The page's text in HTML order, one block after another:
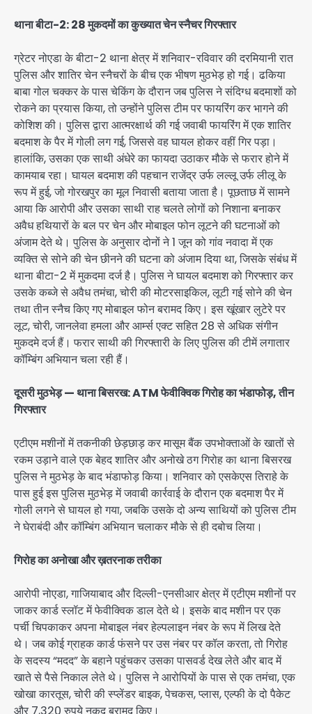
थाना बीटा-2: 28 मुकदमों का कुख्यात चेन स्नैचर गिरफ्तार
ग्रेटर नोएडा के बीटा-2 थाना क्षेत्र में शनिवार-रविवार की दरमियानी रात
पुलिस और शातिर चेन स्नैचरों के बीच एक भीषण मुठभेड़ हो गई। ढकिया
बाबा गोल चक्कर के पास चेकिंग के दौरान जब पुलिस ने संदिग्ध बदमाशों को
रोकने का प्रयास किया, तो उन्होंने पुलिस टीम पर फायरिंग कर भागने की
कोशिश की। पुलिस द्वारा आत्मरक्षार्थ की गई जवाबी फायरिंग में एक शातिर
बदमाश के पैर में गोली लग गई, जिससे वह घायल होकर वहीं गिर पड़ा।
हालांकि, उसका एक साथी अंधेरे का फायदा उठाकर मौके से फरार होने में
कामयाब रहा। घायल बदमाश की पहचान राजेंद्र उर्फ लल्लू उर्फ लीलू के
रूप में हुई, जो गोरखपुर का मूल निवासी बताया जाता है। पूछताछ में सामने
आया कि आरोपी और उसका साथी राह चलते लोगों को निशाना बनाकर
अवैध हथियारों के बल पर चेन और मोबाइल फोन लूटने की घटनाओं को
अंजाम देते थे। पुलिस के अनुसार दोनों ने 1 जून को गांव नवादा में एक
व्यक्ति से सोने की चेन छीनने की घटना को अंजाम दिया था, जिसके संबंध में
थाना बीटा-2 में मुकदमा दर्ज है। पुलिस ने घायल बदमाश को गिरफ्तार कर
उसके कब्जे से अवैध तमंचा, चोरी की मोटरसाइकिल, लूटी गई सोने की चेन
तथा तीन स्नैच किए गए मोबाइल फोन बरामद किए। इस खूंखार लुटेरे पर
लूट, चोरी, जानलेवा हमला और आर्म्स एक्ट सहित 28 से अधिक संगीन
मुकदमे दर्ज हैं। फरार साथी की गिरफ्तारी के लिए पुलिस की टीमें लगातार
कॉम्बिंग अभियान चला रही हैं।
दूसरी मुठभेड़ — थाना बिसरख: ATM फेवीक्विक गिरोह का भंडाफोड़, तीन
गिरफ्तार
एटीएम मशीनों में तकनीकी छेड़छाड़ कर मासूम बैंक उपभोक्ताओं के खातों से
रकम उड़ाने वाले एक बेहद शातिर और अनोखे ठग गिरोह का थाना बिसरख
पुलिस ने मुठभेड़ के बाद भंडाफोड़ किया। शनिवार को एसकेएस तिराहे के
पास हुई इस पुलिस मुठभेड़ में जवाबी कार्रवाई के दौरान एक बदमाश पैर में
गोली लगने से घायल हो गया, जबकि उसके दो अन्य साथियों को पुलिस टीम
ने घेराबंदी और कॉम्बिंग अभियान चलाकर मौके से ही दबोच लिया।
गिरोह का अनोखा और ख़तरनाक तरीका
आरोपी नोएडा, गाजियाबाद और दिल्ली-एनसीआर क्षेत्र में एटीएम मशीनों पर
जाकर कार्ड स्लॉट में फेवीक्विक डाल देते थे। इसके बाद मशीन पर एक
पर्ची चिपकाकर अपना मोबाइल नंबर हेल्पलाइन नंबर के रूप में लिख देते
थे। जब कोई ग्राहक कार्ड फंसने पर उस नंबर पर कॉल करता, तो गिरोह
के सदस्य “मदद” के बहाने पहुंचकर उसका पासवर्ड देख लेते और बाद में
खाते से पैसे निकाल लेते थे। पुलिस ने आरोपियों के पास से एक तमंचा, एक
खोखा कारतूस, चोरी की स्प्लेंडर बाइक, पेचकस, प्लास, एल्फी के दो पैकेट